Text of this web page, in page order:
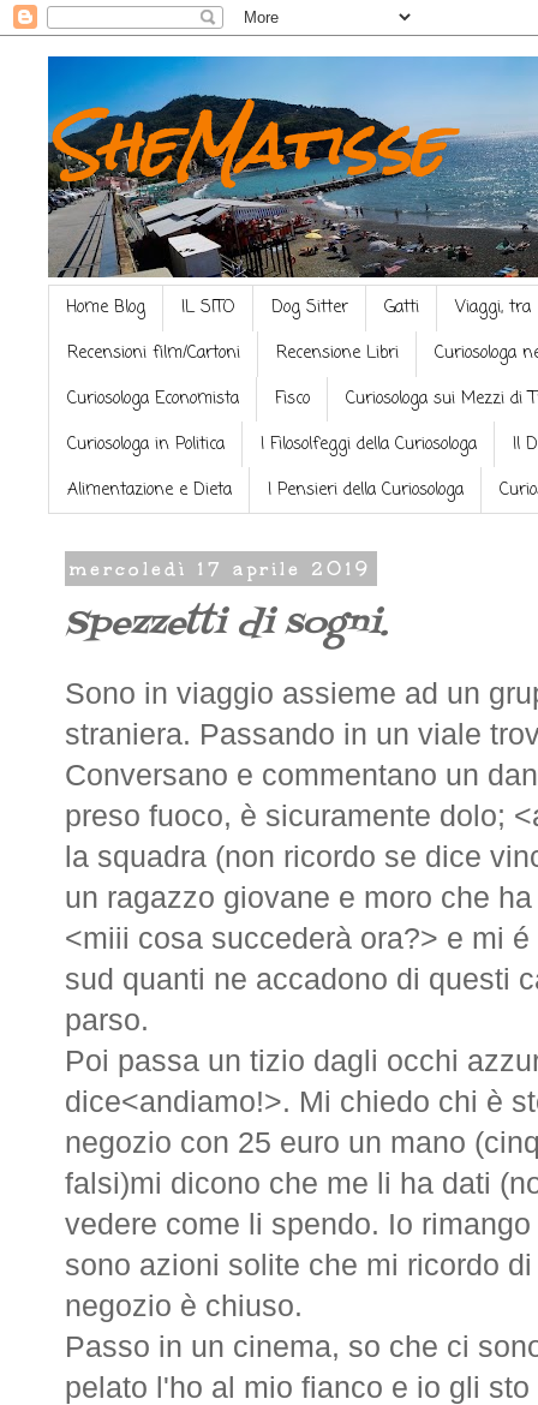
SheMatisse
Home Blog IL SITO Dog Sitter Gatti
Viaggi, tra
Recensioni film/Cartoni
Recensione Libri
Curiosologa
Curiosologa Economista
Fisco
Curiosologa sui Mezzi di
Curiosologa in Politica
I Filosolfeggi della Curiosologa
Il
Alimentazione e Dieta
I Pensieri della Curiosologa
mercoledì 17 aprile 2019
Spezzetti di sogni.
Sono in viaggio assieme ad un
straniera. Passando in un viale
Conversano e commentano un
preso fuoco, è sicuramente dolo;
la squadra (non ricordo se dice
un ragazzo giovane e moro che
<miii cosa succederà ora?> e mi
sud quanti ne accadono di questi
parso.
Poi passa un tizio dagli occhi
dice<andiamo!>. Mi chiedo chi è
negozio con 25 euro un mano
falsi)mi dicono che me li ha dati
vedere come li spendo. Io
sono azioni solite che mi ricordo
negozio è chiuso.
Passo in un cinema, so che ci
pelato l'ho al mio fianco e io gli